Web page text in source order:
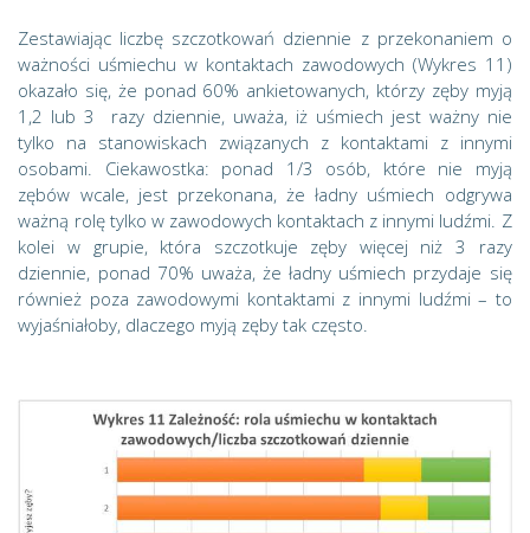
Zestawiając liczbę szczotkowań dziennie z przekonaniem o
ważności uśmiechu w kontaktach zawodowych (Wykres 11)
okazało się, że ponad 60% ankietowanych, którzy zęby myją
1,2 lub 3 razy dziennie, uważa, iż uśmiech jest ważny nie
tylko na stanowiskach związanych z kontaktami z innymi
osobami. Ciekawostka: ponad 1/3 osób, które nie myją
zębów wcale, jest przekonana, że ładny uśmiech odgrywa
ważną rolę tylko w zawodowych kontaktach z innymi ludźmi. Z
kolei w grupie, która szczotkuje zęby więcej niż 3 razy
dziennie, ponad 70% uważa, że ładny uśmiech przydaje się
również poza zawodowymi kontaktami z innymi ludźmi – to
wyjaśniałoby, dlaczego myją zęby tak często.